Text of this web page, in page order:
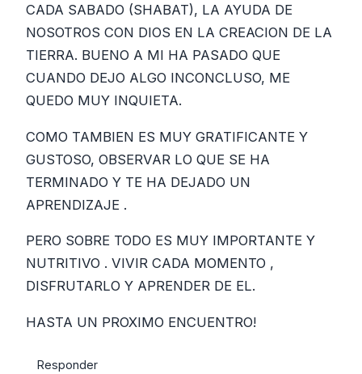
CADA SABADO (SHABAT), LA AYUDA DE
NOSOTROS CON DIOS EN LA CREACION DE LA
TIERRA. BUENO A MI HA PASADO QUE
CUANDO DEJO ALGO INCONCLUSO, ME
QUEDO MUY INQUIETA.
COMO TAMBIEN ES MUY GRATIFICANTE Y
GUSTOSO, OBSERVAR LO QUE SE HA
TERMINADO Y TE HA DEJADO UN
APRENDIZAJE .
PERO SOBRE TODO ES MUY IMPORTANTE Y
NUTRITIVO . VIVIR CADA MOMENTO ,
DISFRUTARLO Y APRENDER DE EL.
HASTA UN PROXIMO ENCUENTRO!
Responder